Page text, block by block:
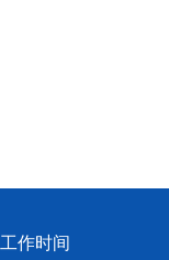
工作时间